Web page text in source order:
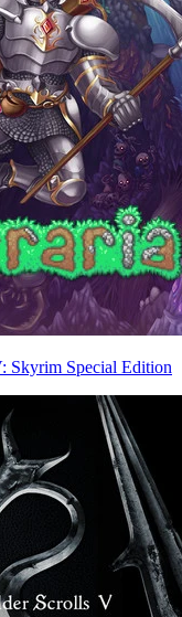
Skyrim Special Edition